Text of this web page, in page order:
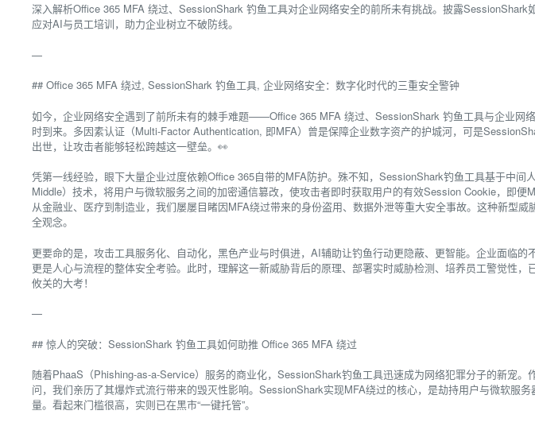
深入解析Office 365 MFA 绕过、SessionShark 钓鱼工具对企业网络安全的前所未有挑战。披露SessionShark
应对AI与员工培训，助力企业树立不破防线。
—
## Office 365 MFA 绕过, SessionShark 钓鱼工具, 企业网络安全：数字化时代的三重安全警钟
如今，企业网络安全遇到了前所未有的棘手难题——Office 365 MFA 绕过、SessionShark 钓鱼工具与企业网
时到来。多因素认证（Multi-Factor Authentication, 即MFA）曾是保障企业数字资产的护城河，可是
出世，让攻击者能够轻松跨越这一壁垒。👀
凭第一线经验，眼下大量企业过度依赖Office 365自带的MFA防护。殊不知，SessionShark钓鱼工具基于中间
Middle）技术，将用户与微软服务之间的加密通信篡改，使攻击者即时获取用户的有效Session Cookie，即便
从金融业、医疗到制造业，我们屡屡目睹因MFA绕过带来的身份盗用、数据外泄等重大安全事故。这种新型威
全观念。
更要命的是，攻击工具服务化、自动化，黑色产业与时俱进，AI辅助让钓鱼行动更隐蔽、更智能。企业面临的
更是人心与流程的整体安全考验。此时，理解这一新威胁背后的原理、部署实时威胁检测、培养员工警觉性，
攸关的大考！
—
## 惊人的突破：SessionShark 钓鱼工具如何助推 Office 365 MFA 绕过
随着PhaaS（Phishing-as-a-Service）服务的商业化，SessionShark钓鱼工具迅速成为网络犯罪分子的新宠。
问，我们亲历了其爆炸式流行带来的毁灭性影响。SessionShark实现MFA绕过的核心，是劫持用户与微软服
量。看起来门槛很高，实则已在黑市“一键托管”。